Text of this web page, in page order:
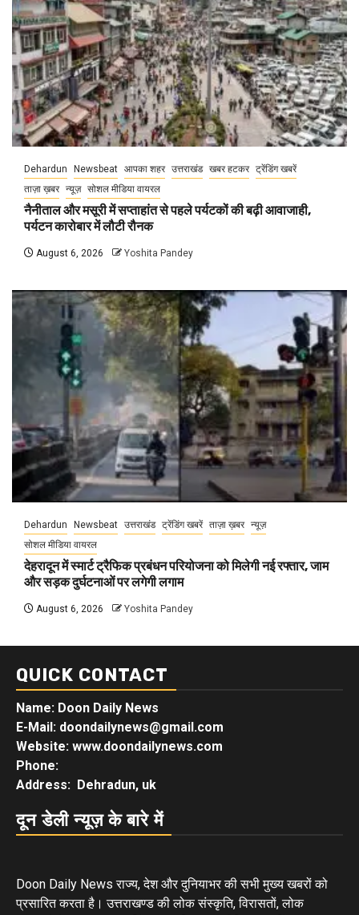
Dehardun Newsbeat आपका शहर उत्तराखंड खबर हटकर ट्रेंडिंग खबरें
ताज़ा ख़बर न्यूज़ सोशल मीडिया वायरल
नैनीताल और मसूरी में सप्ताहांत से पहले पर्यटकों की बढ़ी आवाजाही,
पर्यटन कारोबार में लौटी रौनक
August 6, 2026 Yoshita Pandey
Dehardun Newsbeat उत्तराखंड ट्रेंडिंग खबरें ताज़ा ख़बर न्यूज़
सोशल मीडिया वायरल
देहरादून में स्मार्ट ट्रैफिक प्रबंधन परियोजना को मिलेगी नई रफ्तार, जाम
और सड़क दुर्घटनाओं पर लगेगी लगाम
August 6, 2026 Yoshita Pandey
QUICK CONTACT
Name: Doon Daily News
E-Mail: doondailynews@gmail.com
Website: www.doondailynews.com
Phone:
Address: Dehradun, uk
दून डेली न्यूज़ के बारे में
Doon Daily News राज्य, देश और दुनियाभर की सभी मुख्य खबरों को
प्रसारित करता है। उत्तराखण्ड की लोक संस्कृति, विरासतों, लोक